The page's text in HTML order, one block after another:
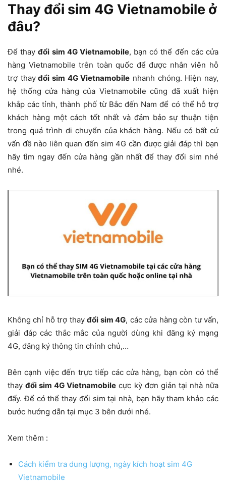
Thay đổi sim 4G Vietnamobile ở
đâu?
Để thayđổi sim 4G Vietnamobile, bạn có thể đến các cửa
hàng Vietnamobile trên toàn quốc để được nhân viên hỗ
trợ thayđổi sim 4G Vietnamobile nhanh chóng. Hiện nay,
hệ thống cửa hàng của Vietnamobile cũng đã xuất hiện
khắp các tỉnh, thành phố từ Bắc đến Nam để có thể hỗ trợ
khách hàng một cách tốt nhất và đảm bảo sự thuận tiện
trong quá trình di chuyển của khách hàng. Nếu có bất cứ
vấn đề nào liên quan đến sim 4G cần được giải đáp thì bạn
hãy tìm ngay đến cửa hàng gần nhất để thay đổi sim nhé
nhé.
Không chỉ hỗ trợ thayđổi sim 4G, các cửa hàng còn tư vấn,
giải đáp các thắc mắc của người dùng khi đăng ký mạng
4G, đăng ký thông tin chính chủ,…
Bên cạnh việc đến trực tiếp các cửa hàng, bạn còn có thể
thayđổi sim 4G Vietnamobile cực kỳ đơn giản tại nhà nữa
đấy. Để có thể thay đổi sim tại nhà, bạn hãy tham khảo các
bước hướng dẫn tại mục 3 bên dưới nhé.
Xem thêm :
Cách kiểm tra dung lượng, ngày kích hoạt sim 4G
Vietnamobile